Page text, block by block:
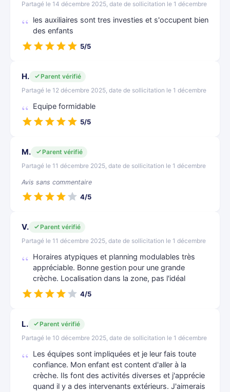
Partagé le 14 décembre 2025, date de sollicitation le 1 décembre
les auxiliaires sont tres investies et s'occupent bien
des enfants
5/5
H.
Parent vérifié
Partagé le 12 décembre 2025, date de sollicitation le 1 décembre
Equipe formidable
5/5
M.
Parent vérifié
Partagé le 11 décembre 2025, date de sollicitation le 1 décembre
Avis sans commentaire
4/5
V.
Parent vérifié
Partagé le 11 décembre 2025, date de sollicitation le 1 décembre
Horaires atypiques et planning modulables très
appréciable. Bonne gestion pour une grande
crèche. Localisation dans la zone, pas l'idéal
4/5
L.
Parent vérifié
Partagé le 10 décembre 2025, date de sollicitation le 1 décembre
Les équipes sont impliquées et je leur fais toute
confiance. Mon enfant est content d'aller à la
crèche. Ils font des activités diverses et j'apprécie
quand il y a des intervenants extérieurs. J'aimerais